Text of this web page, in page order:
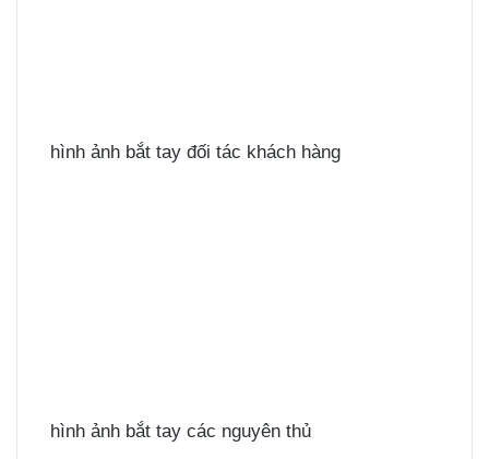
hình ảnh bắt tay đối tác khách hàng
hình ảnh bắt tay các nguyên thủ